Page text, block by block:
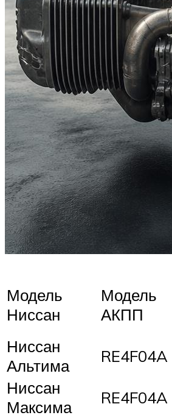
Модель
Ниссан
Модель
АКПП
Ниссан
Альтима
RE4F04A
Ниссан
Максима
RE4F04A